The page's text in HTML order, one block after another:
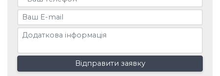
Відправити заявку